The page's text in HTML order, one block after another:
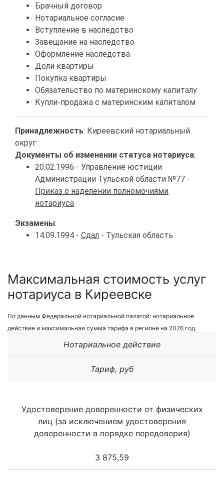
Брачный договор
Нотариальное согласие
Вступление в наследство
Завещание на наследство
Оформление наследства
Доли квартиры
Покупка квартиры
Обязательство по материнскому капиталу
Купли-продажа с материнским капиталом
Принадлежность: Киреевский нотариальный
округ
Документы об изменении статуса нотариуса:
20.02.1996 - Управление юстиции
Администрации Тульской области №77 -
Приказ о наделении полномочиями
нотариуса
Экзамены:
14.09.1994 - Сдал - Тульская область
Максимальная стоимость услуг
нотариуса в Киреевске
По данным Федеральной нотариальной палатой: нотариальное
действие и максимальная сумма тарифа в регионе на 2026 год.
Нотариальное действие
Тариф, руб
Удостоверение доверенности от физических
лиц (за исключением удостоверения
доверенности в порядке передоверия)
3 875,59